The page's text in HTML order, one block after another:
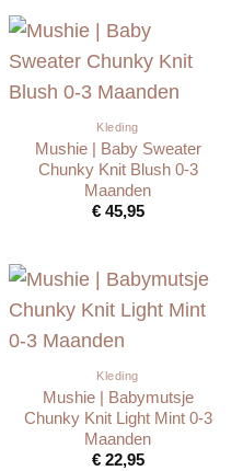
Kleding
Mushie | Baby Sweater
Chunky Knit Blush 0-3
Maanden
€45,95
Kleding
Mushie | Babymutsje
Chunky Knit Light Mint 0-3
Maanden
€22,95